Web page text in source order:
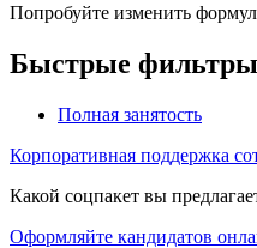
Попробуйте изменить
Быстрые фильтры
Полная занятость
Корпоративная поддержка
Какой соцпакет вы
Оформляйте кандидатов